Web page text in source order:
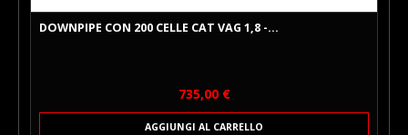
DOWNPIPE CON 200 CELLE CAT VAG 1,8 -...
Prezzo
735,00 €
AGGIUNGI AL CARRELLO